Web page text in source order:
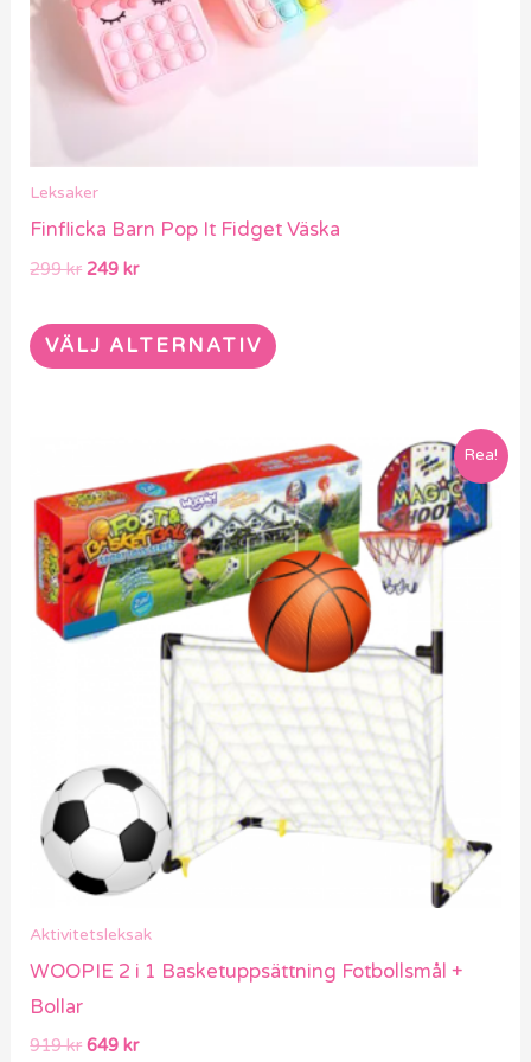
Leksaker
Finflicka Barn Pop It Fidget Väska
299kr 249kr
VÄLJ ALTERNATIV
alternativen
väljas
produktsidan
Rea!
Aktivitetsleksak
WOOPIE 2 i 1 Basketuppsättning Fotbollsmål +
Bollar
919kr
ursprungliga
priset
var:
919 kr.
649kr
nuvarande
priset
är:
649 kr.